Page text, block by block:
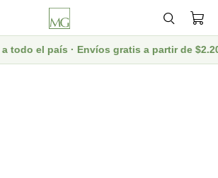
todo el país · Envíos gratis a partir de